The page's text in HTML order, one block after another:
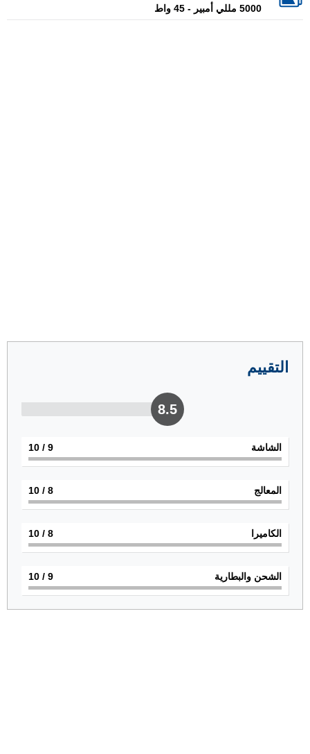
5000 مللي أمبير - 45 واط
التقييم
8.5
الشاشة 9
/ 10
المعالج 8
/ 10
الكاميرا 8
/ 10
الشحن والبطارية 9
/ 10